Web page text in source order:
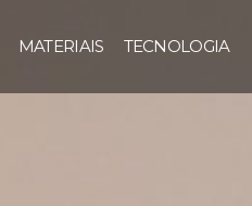
MATERIAIS TECNOLOGIA